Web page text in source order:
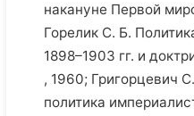
накануне Первой
Горелик С. Б.
1898–1903 гг. и
, 1960; Григорцевич
политика